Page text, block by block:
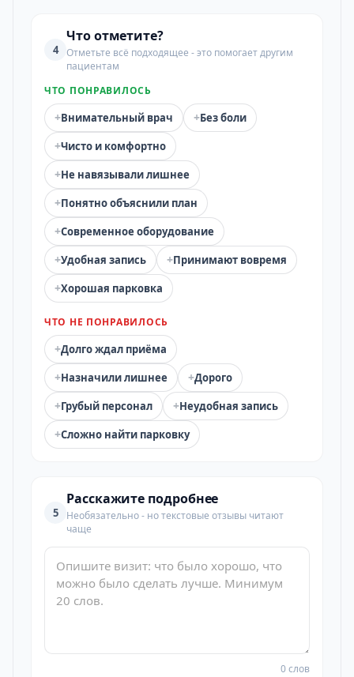
4
Что отметите?
Отметьте всё подходящее - это помогает другим
пациентам
ЧТО ПОНРАВИЛОСЬ
+Внимательный врач +Без боли
+Чисто и комфортно
+Не навязывали лишнее
+Понятно объяснили план
+Современное оборудование
+Удобная запись +Принимают вовремя
+Хорошая парковка
ЧТО НЕ ПОНРАВИЛОСЬ
+Долго ждал приёма
+Назначили лишнее +Дорого
+Грубый персонал +Неудобная запись
+Сложно найти парковку
5
Расскажите подробнее
Необязательно - но текстовые отзывы читают
чаще
0 слов